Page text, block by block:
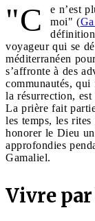
"C
e n’est
moi" (
voyageur qui se
méditerranéen
s’affronte à des
communautés, qui
la résurrection,
La prière fait
les temps, les
honorer le Dieu
approfondies
Gamaliel.
Vivre